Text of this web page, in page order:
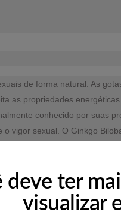
deve ter
visualizar
de forma natural. As
as propriedades
conhecido por suas
vigor sexual. O Ginkgo
vitaminas. Um suplemento
das crianças. Conservar